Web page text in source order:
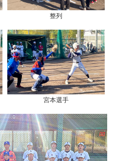
整列
宮本選手